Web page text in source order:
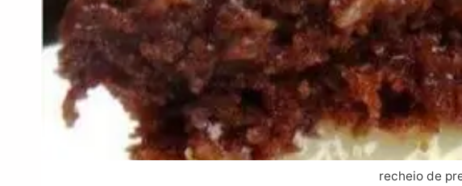
recheio de